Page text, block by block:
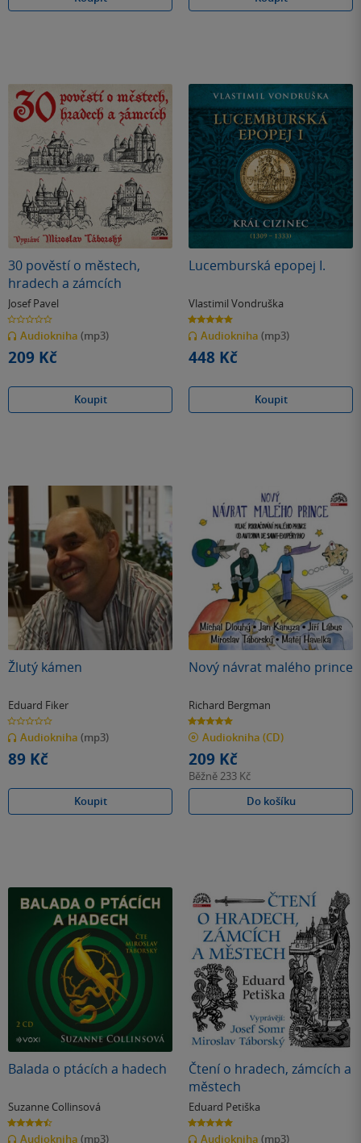
30 pověstí o městech,
hradech a zámcích
Josef Pavel
0.0
z
5
hvězdiček
Audiokniha (mp3)
209 Kč
Koupit
Lucemburská epopej I.
Vlastimil Vondruška
5.0
z
5
hvězdiček
Audiokniha (mp3)
448 Kč
Koupit
Žlutý kámen
Eduard Fiker
0.0
z
5
hvězdiček
Audiokniha (mp3)
89 Kč
Koupit
Nový návrat malého prince
Richard Bergman
5.0
z
5
hvězdiček
Audiokniha (CD)
209 Kč
Běžně233 Kč
Do košíku
Balada o ptácích a hadech
Suzanne Collinsová
4.5
z
5 Audiokniha (mp3)
Čtení o hradech, zámcích a
městech
Eduard Petiška
5.0
z
5 Audiokniha (mp3)